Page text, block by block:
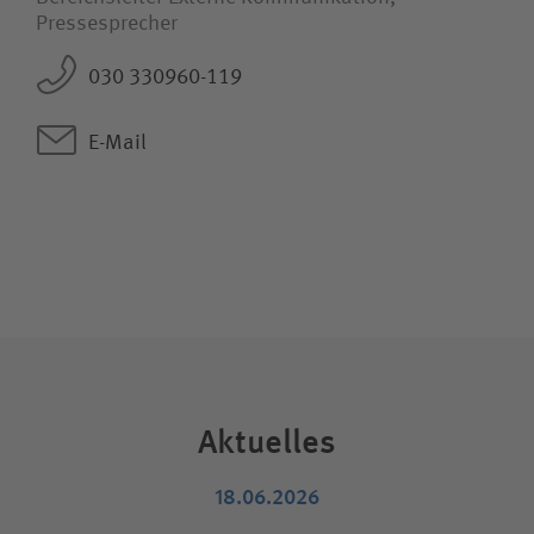
Pressesprecher
030 330960-119
E-Mail
Aktuelles
18.06.2026